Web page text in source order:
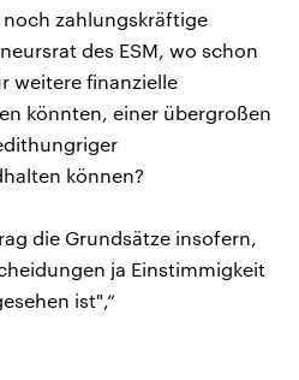
zahlungskräftige
des ESM, wo schon
weitere finanzielle
könnten, einer übergroßen
können?
die Grundsätze insofern,
ja Einstimmigkeit
ist",“